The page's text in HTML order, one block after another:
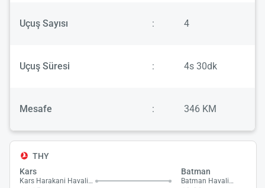
Uçuş Sayısı : 4
Uçuş Süresi : 4s 30dk
Mesafe : 346 KM
THY
Kars
Kars Harakani Havalimanı
Batman
Batman Havalimanı